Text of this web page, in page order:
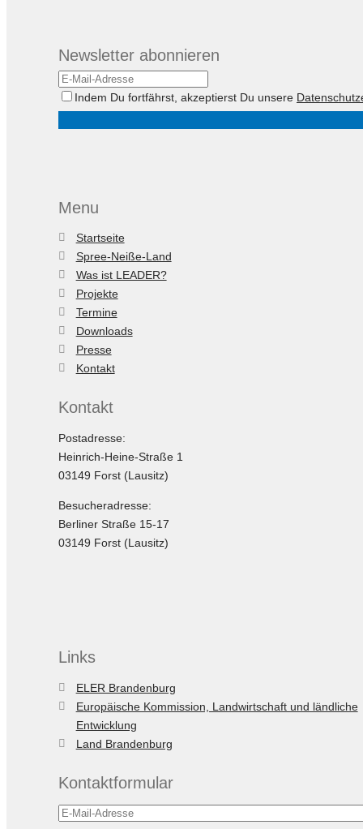
Newsletter abonnieren
Indem Du fortfährst, akzeptierst Du unsere
Menu
Startseite
Spree-Neiße-Land
Was ist LEADER?
Projekte
Termine
Downloads
Presse
Kontakt
Kontakt
Postadresse:
Heinrich-Heine-Straße 1
03149 Forst (Lausitz)
Besucheradresse:
Berliner Straße 15-17
03149 Forst (Lausitz)
Links
ELER Brandenburg
Europäische Kommission, Landwirtschaft und ländliche
Entwicklung
Land Brandenburg
Kontaktformular